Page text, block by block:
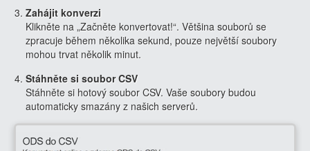
Zahájit konverzi
Klikněte na „Začněte konvertovat!“. Většina souborů se
zpracuje během několika sekund, pouze největší soubory
mohou trvat několik minut.
Stáhněte si soubor CSV
Stáhněte si hotový soubor CSV. Vaše soubory budou
automaticky smazány z našich serverů.